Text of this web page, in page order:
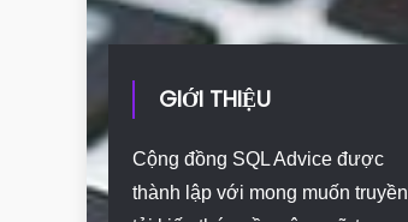
GIỚI THIỆU
Cộng đồng SQL Advice được
thành lập với mong muốn truyền